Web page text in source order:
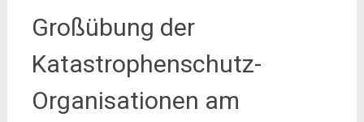
Großübung der
Katastrophenschutz-
Organisationen am